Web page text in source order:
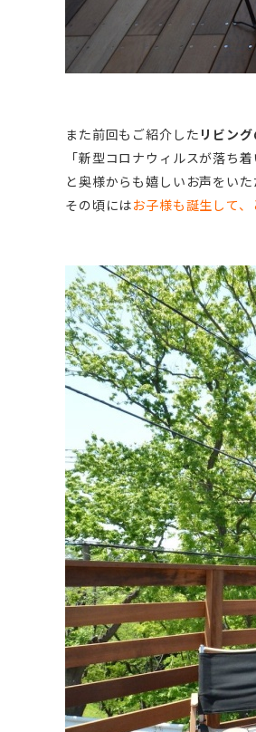
また前回もご紹介した リビン
「新型コロナウィルスが落ち
と奥様からも嬉しいお声をいた
その頃にはお子様も誕生して